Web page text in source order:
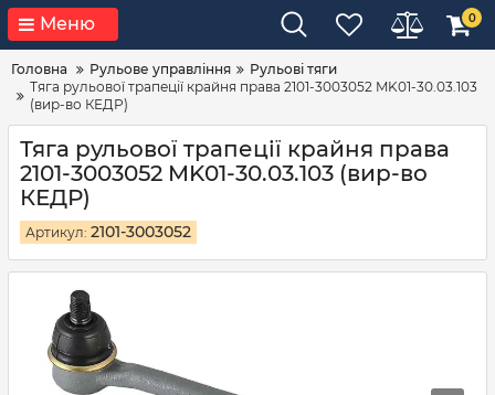
Меню 0
Головна Рульове управління
Рульові тяги
Тяга рульової трапеції крайня права 2101-3003052 MK01-30.03.103
(вир-во КЕДР)
Тяга рульової трапеції крайня права
2101-3003052 MK01-30.03.103 (вир-во
КЕДР)
Артикул: 2101-3003052